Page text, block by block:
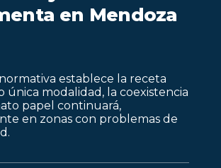
en Mendoza
establece la receta
única modalidad, la coexistencia
papel continuará,
en zonas con problemas de